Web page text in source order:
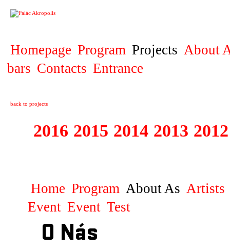
Homepage Program Projects About
bars Contacts Entrance
back to projects
2016 2015 2014 2013 2012
Home Program About As Artists
Event Event Test
O Nás